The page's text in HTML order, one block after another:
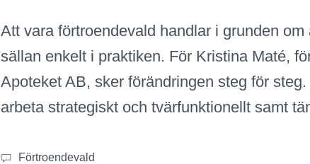
Att vara förtroendevald handlar i grunden
sällan enkelt i praktiken. För Kristina Maté,
Apoteket AB, sker förändringen steg för
arbeta strategiskt och tvärfunktionellt samt
Förtroendevald